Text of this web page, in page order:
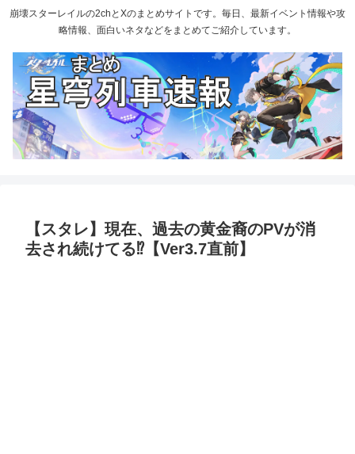
崩壊スターレイルの2chとXのまとめサイトです。毎日、最新イベント情報や攻
略情報、面白いネタなどをまとめてご紹介しています。
【スタレ】現在、過去の黄金裔のPVが消
去され続けてる⁉【Ver3.7直前】